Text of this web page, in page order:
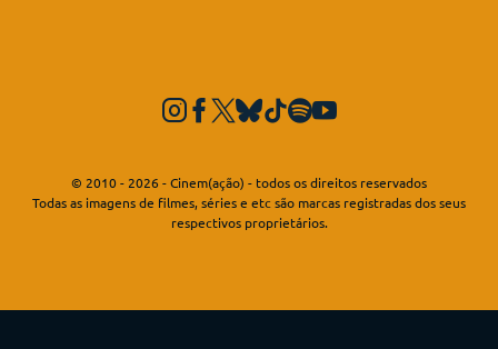
© 2010 - 2026 - Cinem(ação) - todos os direitos reservados
Todas as imagens de filmes, séries e etc são marcas registradas dos seus
respectivos proprietários.